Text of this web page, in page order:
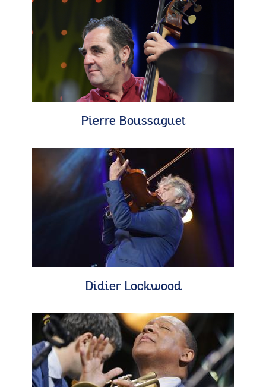
Pierre Boussaguet
Didier Lockwood